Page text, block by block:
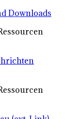
Downloads